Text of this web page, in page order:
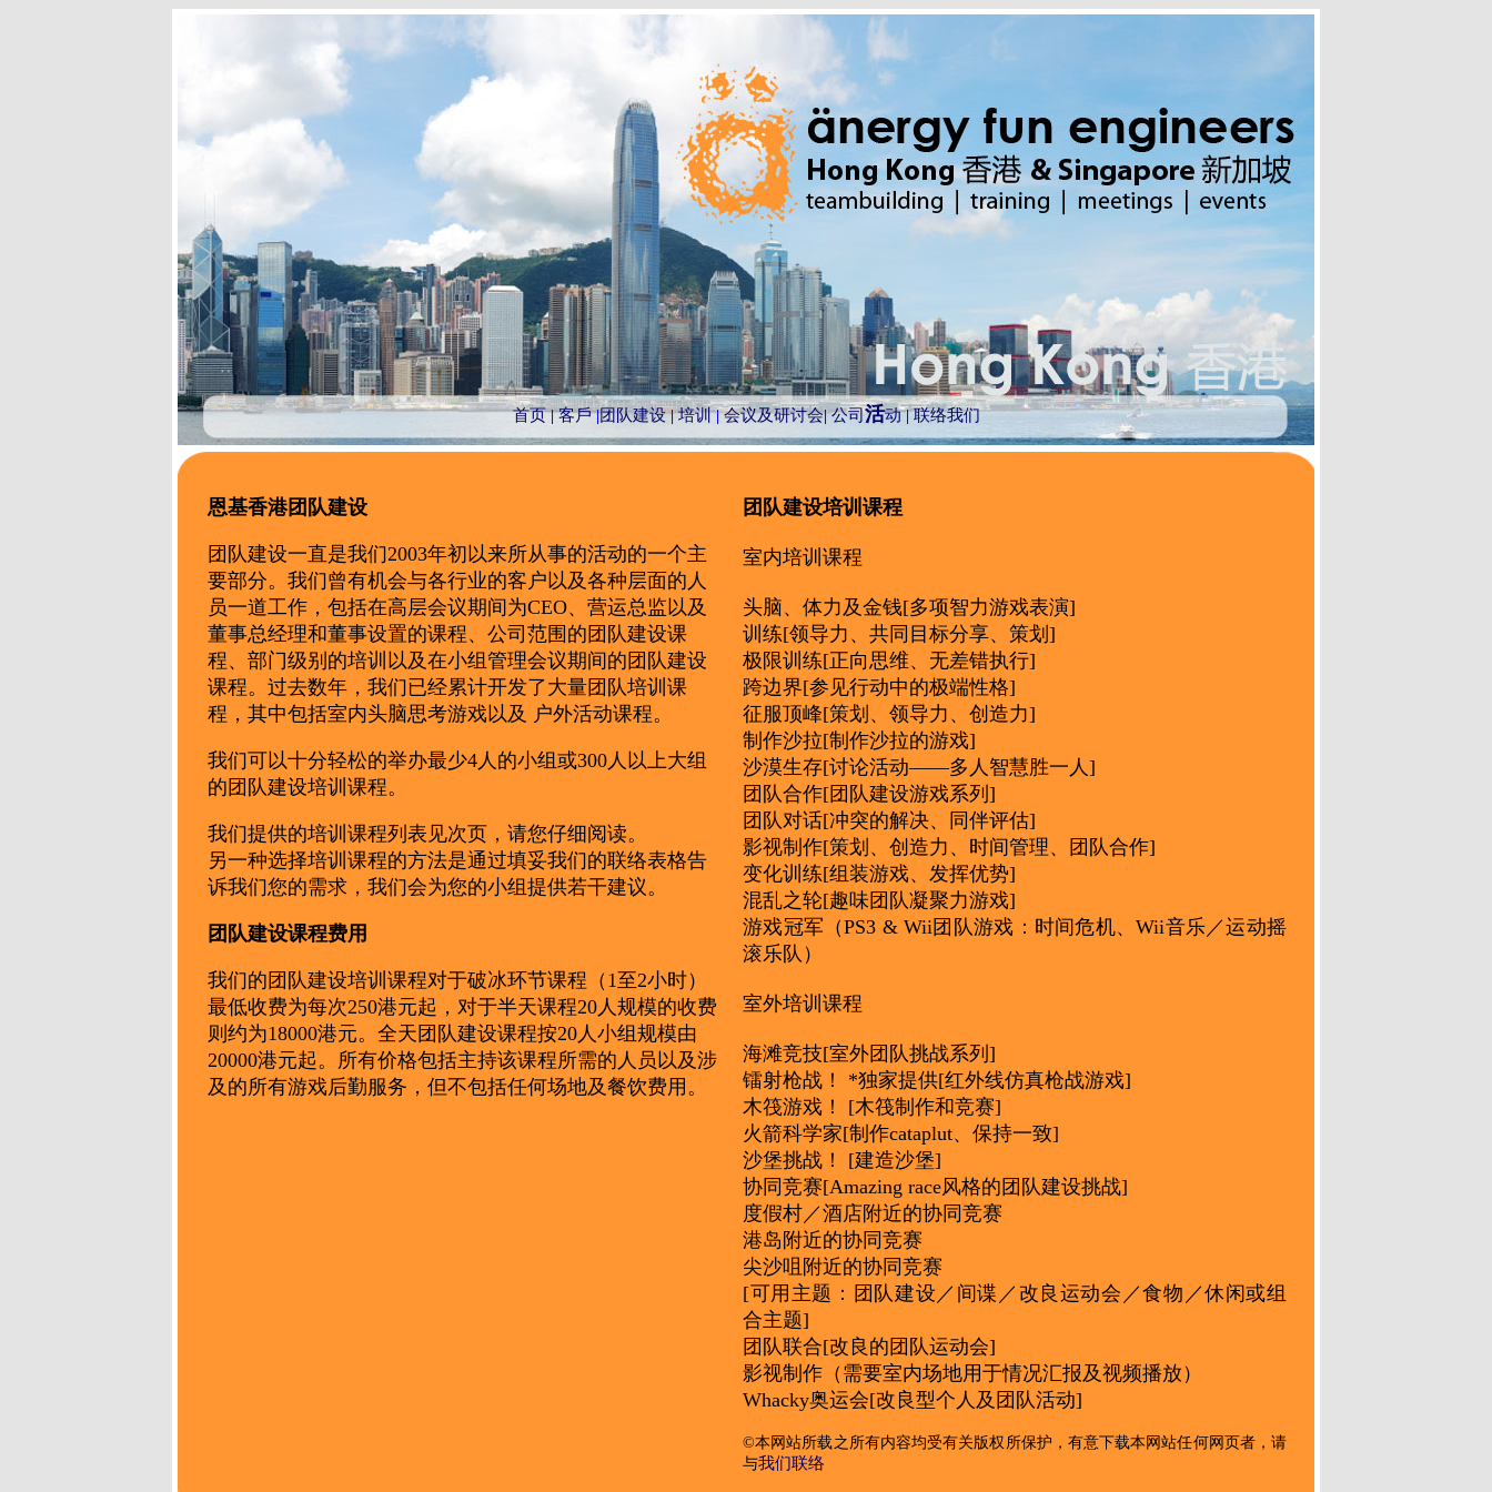
首页|客戶|团队建设|培训|会议及研讨会|公司活动|联络我们
恩基香港团队建设
团队建设一直是我们2003年初以来所从事的活动的一个主
要部分。我们曾有机会与各行业的客户以及各种层面的人
员一道工作，包括在高层会议期间为CEO、营运总监以及
董事总经理和董事设置的课程、公司范围的团队建设课
程、部门级别的培训以及在小组管理会议期间的团队建设
课程。过去数年，我们已经累计开发了大量团队培训课
程，其中包括室内头脑思考游戏以及 户外活动课程。
我们可以十分轻松的举办最少4人的小组或300人以上大组
的团队建设培训课程。
我们提供的培训课程列表见次页，请您仔细阅读。
另一种选择培训课程的方法是通过填妥我们的联络表格告
诉我们您的需求，我们会为您的小组提供若干建议。
团队建设课程费用
我们的团队建设培训课程对于破冰环节课程（1至2小时）
最低收费为每次250港元起，对于半天课程20人规模的收费
则约为18000港元。全天团队建设课程按20人小组规模由
20000港元起。所有价格包括主持该课程所需的人员以及涉
及的所有游戏后勤服务，但不包括任何场地及餐饮费用。
团队建设培训课程
室内培训课程
头脑、体力及金钱[多项智力游戏表演]
训练[领导力、共同目标分享、策划]
极限训练[正向思维、无差错执行]
跨边界[参见行动中的极端性格]
征服顶峰[策划、领导力、创造力]
制作沙拉[制作沙拉的游戏]
沙漠生存[讨论活动——多人智慧胜一人]
团队合作[团队建设游戏系列]
团队对话[冲突的解决、同伴评估]
影视制作[策划、创造力、时间管理、团队合作]
变化训练[组装游戏、发挥优势]
混乱之轮[趣味团队凝聚力游戏]
游戏冠军（PS3 & Wii团队游戏：时间危机、Wii音乐／运动摇
滚乐队）
室外培训课程
海滩竞技[室外团队挑战系列]
镭射枪战！ *独家提供[红外线仿真枪战游戏]
木筏游戏！ [木筏制作和竞赛]
火箭科学家[制作cataplut、保持一致]
沙堡挑战！ [建造沙堡]
协同竞赛[Amazing race风格的团队建设挑战]
度假村／酒店附近的协同竞赛
港岛附近的协同竞赛
尖沙咀附近的协同竞赛
[可用主题：团队建设／间谍／改良运动会／食物／休闲或组
合主题]
团队联合[改良的团队运动会]
影视制作（需要室内场地用于情况汇报及视频播放）
Whacky奥运会[改良型个人及团队活动]
©本网站所载之所有内容均受有关版权所保护，有意下载本网站任何网页者，请
与我们联络